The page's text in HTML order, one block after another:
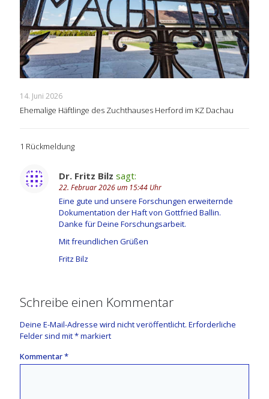
14. Juni 2026
Ehemalige Häftlinge des Zuchthauses Herford im KZ Dachau
1 Rückmeldung
Dr. Fritz Bilz sagt:
22. Februar 2026 um 15:44 Uhr
Eine gute und unsere Forschungen erweiternde
Dokumentation der Haft von Gottfried Ballin.
Danke für Deine Forschungsarbeit.
Mit freundlichen Grüßen
Fritz Bilz
Schreibe einen Kommentar
Deine E-Mail-Adresse wird nicht veröffentlicht. Erforderliche
Felder sind mit*markiert
Kommentar*